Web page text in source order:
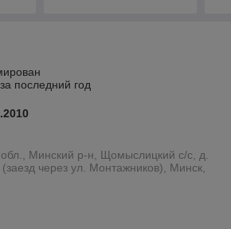
последний год
Минский р-н, Щомыслицкий с/с, д.
через ул. Монтажников), Минск,